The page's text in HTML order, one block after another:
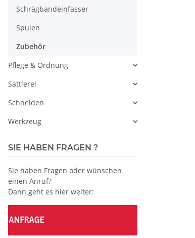
Schrägbandeinfasser
Spulen
Zubehör
Pflege & Ordnung
Sattlerei
Schneiden
Werkzeug
SIE HABEN FRAGEN ?
Sie haben Fragen oder wünschen
einen Anruf?
Dann geht es hier weiter: